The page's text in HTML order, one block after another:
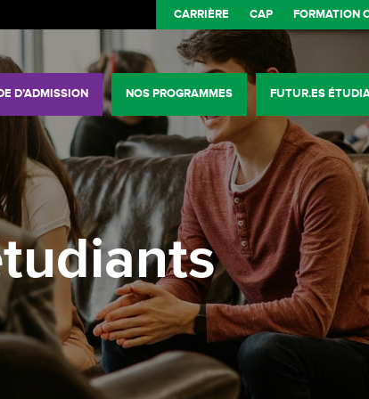
CARRIÈRE CAP FORMATION
D’ADMISSION NOS PROGRAMMES FUTUR.ES